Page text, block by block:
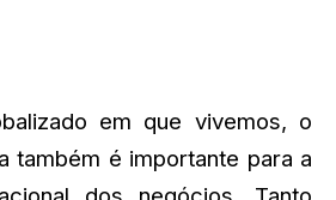
em que vivemos, o
também é importante para a